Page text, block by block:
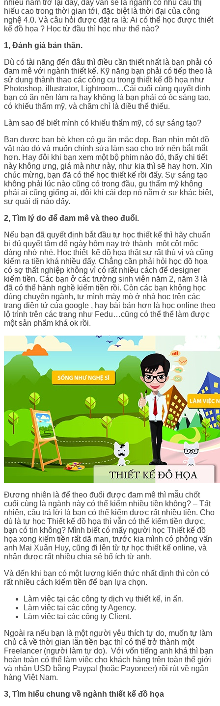
nhiều năm trở lại đây, đây vẫn sẽ là ngành có nhu cầu thị
hiếu cao trong thời gian tới, đặc biệt là thời đại của công
nghệ 4.0. Và câu hỏi được đặt ra là: Ai có thể học được thiết
kế đồ họa ? Học từ đầu thì học như thế nào?
1, Đánh giá bản thân.
Dù có tài năng đến đâu thì điều cần thiết nhất là bạn phải có
đam mê với ngành thiết kế. Kỹ năng bạn phải có tiếp theo là
sử dụng thành thạo các công cụ trong thiết kế đồ họa như
Photoshop, illustrator, Lightroom…Cái cuối cùng quyết định
bạn có ăn nên làm ra hay không là bạn phải có óc sáng tạo,
có khiếu thẩm mỹ, và chăm chỉ là điều thể thiếu.
Làm sao để biết mình có khiếu thẩm mỹ, có sự sáng tạo?
Bạn được bạn bè khen có gu ăn mặc đẹp. Bạn nhìn một đồ
vật nào đó và muốn chỉnh sửa làm sao cho trở nên bắt mắt
hơn. Hay đôi khi bạn xem một bộ phim nào đó, thấy chi tiết
này không ưng, giá mà như này, như kia thì sẽ hay hơn. Xin
chúc mừng, bạn đã có thể học thiết kế rồi đấy. Sự sáng tạo
không phải lúc nào cũng có trong đầu, gu thẩm mỹ không
phải ai cũng giống ai, đôi khi cái đẹp nó nằm ở sự khác biệt,
sự quái dị nào đấy.
2, Tìm lý do để đam mê và theo đuổi.
Nếu bạn đã quyết định bắt đầu tự học thiết kế thì hãy chuẩn
bị đủ quyết tâm để ngày hôm nay trở thành một cột mốc
đáng nhớ nhé. Học thiết kế đồ họa thật sự rất thú vị và cũng
kiếm ra tiền khá nhiều đấy. Chẳng cần phải hỏi học đồ họa
có sợ thất nghiệp không vì có rất nhiều cách để designer
kiếm tiền. Các bạn ở các trường sinh viên năm 2, năm 3 là
đã có thể hành nghề kiếm tiền rồi. Còn các bạn không học
đúng chuyên ngành, tự mình mày mò ở nhà học trên các
trang điện tử của google , hay bài bản hơn là học online theo
lộ trình trên các trang như Fedu…cũng có thể thể làm được
một sản phẩm khá ok rồi.
Đương nhiên là để theo đuổi được đam mê thì mẫu chốt
cuối cùng là ngành này có thể kiếm nhiều tiền không? – Tất
nhiên, câu trả lời là bạn có thể kiếm được rất nhiều tiền. Cho
dù là tự học Thiết kế đồ họa thì vẫn có thể kiếm tiền được,
bạn có tin không? Mình biết có mấy người học Thiết kế đồ
họa xong kiếm tiền rất dã man, trước kia mình có phỏng vấn
anh Mai Xuân Huy, cũng đi lên từ tự học thiết kế online, và
nhận được rất nhiều chia sẻ bổ ích từ anh.
Và đến khi bạn có một lượng kiến thức nhất định thì còn có
rất nhiều cách kiếm tiền để bạn lựa chọn.
Làm việc tại các công ty dịch vụ thiết kế, in ấn.
Làm việc tại các công ty Agency.
Làm việc tại các công ty Client.
Ngoài ra nếu bạn là một người yêu thích tự do, muốn tự làm
chủ cả về thời gian lẫn tiền bạc thì có thể trở thành một
Freelancer (người làm tự do). Với vốn tiếng anh khá thì bạn
hoàn toàn có thể làm việc cho khách hàng trên toàn thế giới
và nhận USD bằng Paypal (hoặc Payoneer) rồi rút về ngân
hàng Việt Nam.
3, Tìm hiểu chung về ngành thiết kế đồ họa